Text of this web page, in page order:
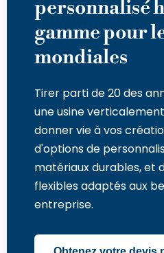
personnalisé
gamme pour
mondiales
Tirer parti de 20 des
une usine
donner vie à vos
d'options de
matériaux durables, et
flexibles adaptés aux
entreprise.